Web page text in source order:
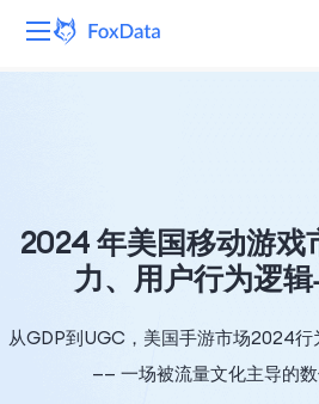
定价
2024 年美国移动游戏
力、用户行为逻
从GDP到UGC，美国手游市场2024行
—— 一场被流量文化主导的数